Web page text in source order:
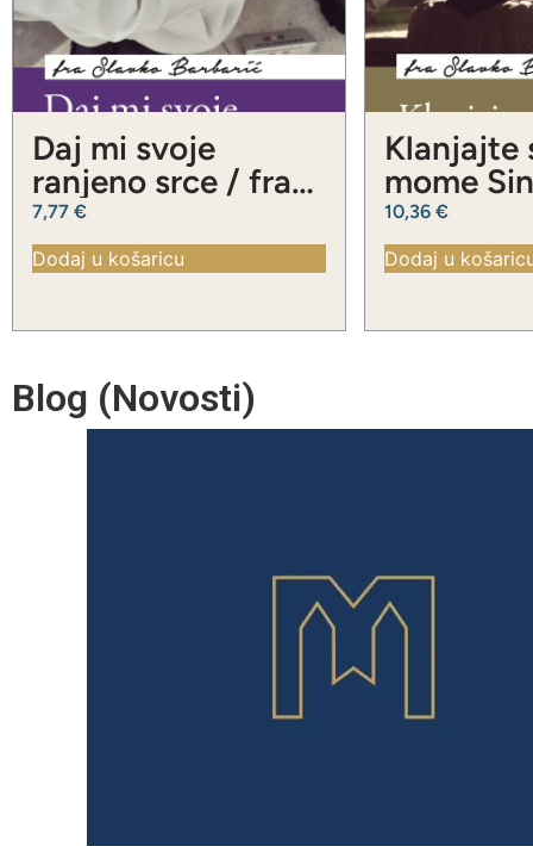
Daj mi svoje
ranjeno srce / fra
Slavko Barbarić
7,77 €
Dodaj u košaricu
Klanjajte
mome
Slavko
10,36 €
Dodaj u
Blog (Novosti)